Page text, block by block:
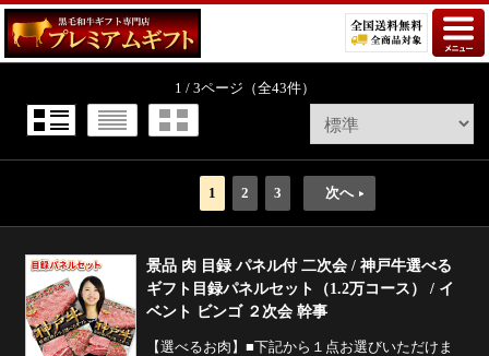
1 / 3ページ （全43件）
1 2 3 次へ
景品 肉 目録 パネル付 二次会 / 神戸牛選べる
ギフト目録パネルセット（1.2万コース） / イ
ベント ビンゴ ２次会 幹事
【選べるお肉】■下記から１点お選びいただけま